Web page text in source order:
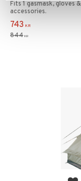
Fits 1 gasmask, gloves &
accessories.
743 KR
844 KR